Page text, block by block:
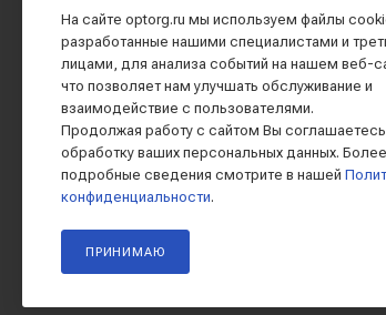
Вакансии
Реквизиты
Контакты
На сайте optorg.ru мы используем файлы
разработанные нашими специалистами и
лицами, для анализа событий на нашем веб-
что позволяет нам улучшать обслуживание и
взаимодействие с пользователями.
Продолжая работу с сайтом Вы
обработку ваших персональных данных. Более
подробные сведения смотрите в нашей
конфиденциальности.
ПРИНИМАЮ